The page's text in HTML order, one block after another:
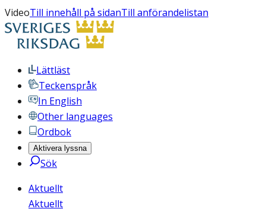
VideoTill innehåll på sidanTill anförandelistan
Lättläst
Teckenspråk
In English
Other languages
Ordbok
Aktivera lyssna
Sök
Aktuellt
Aktuellt